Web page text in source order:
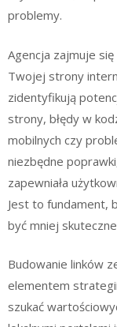
problemy.
Agencja zajmuje
Twojej strony
zidentyfikują
strony, błędy w
mobilnych czy
niezbędne
zapewniała
Jest to fundament,
być mniej
Budowanie linków
elementem
szukać